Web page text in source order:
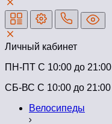
Личный кабинет
ПН-ПТ C 10:00 до 21:00
СБ-ВС С 10:00 до 21:00
Велосипеды